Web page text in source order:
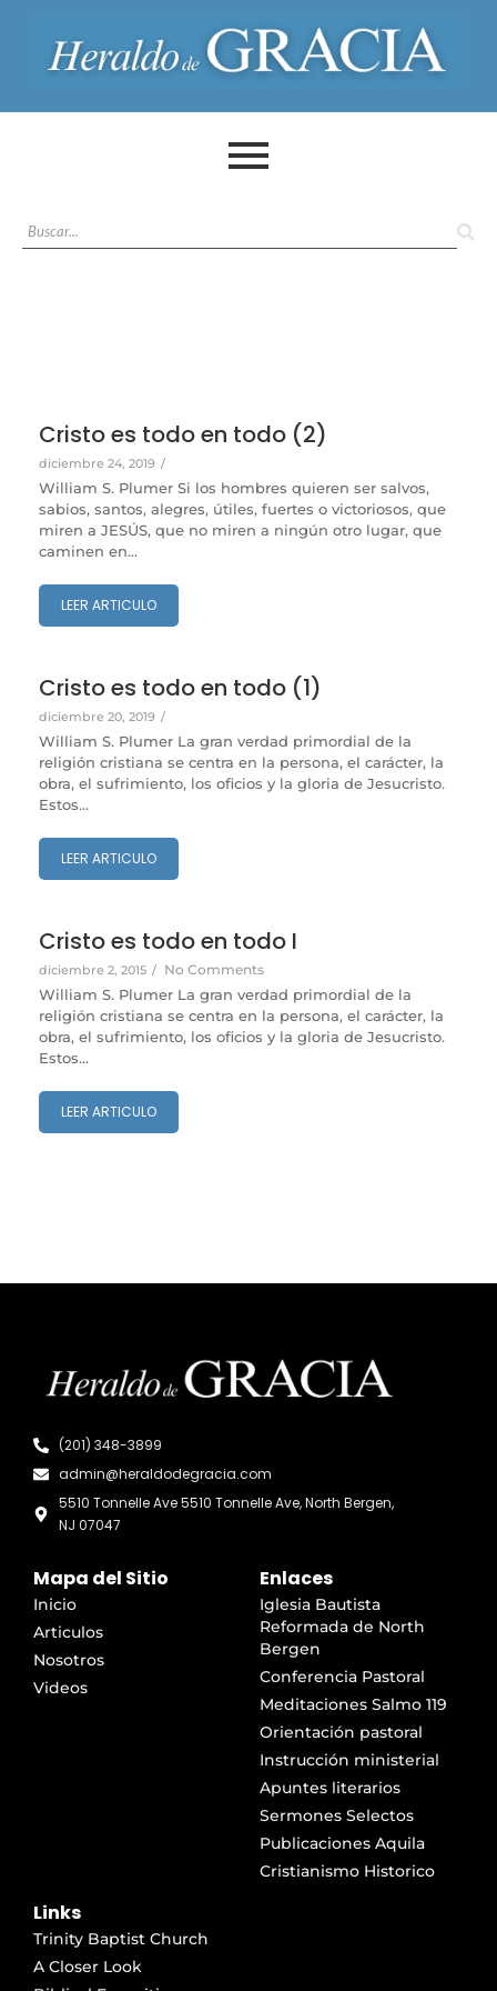
Cristo es todo en todo (2)
diciembre 24, 2019 /
William S. Plumer Si los hombres quieren ser salvos,
sabios, santos, alegres, útiles, fuertes o victoriosos, que
miren a JESÚS, que no miren a ningún otro lugar, que
caminen en...
LEER ARTICULO
Cristo es todo en todo (1)
diciembre 20, 2019 /
William S. Plumer La gran verdad primordial de la
religión cristiana se centra en la persona, el carácter, la
obra, el sufrimiento, los oficios y la gloria de Jesucristo.
Estos...
LEER ARTICULO
Cristo es todo en todo I
diciembre 2, 2015 / No Comments
William S. Plumer La gran verdad primordial de la
religión cristiana se centra en la persona, el carácter, la
obra, el sufrimiento, los oficios y la gloria de Jesucristo.
Estos...
LEER ARTICULO
(201) 348-3899
admin@heraldodegracia.com
5510 Tonnelle Ave 5510 Tonnelle Ave, North Bergen,
NJ 07047
Mapa del Sitio
Inicio
Articulos
Nosotros
Videos
Enlaces
Iglesia Bautista
Reformada de North
Bergen
Conferencia Pastoral
Meditaciones Salmo 119
Orientación pastoral
Instrucción ministerial
Apuntes literarios
Sermones Selectos
Publicaciones Aquila
Cristianismo Historico
Links
Trinity Baptist Church
A Closer Look